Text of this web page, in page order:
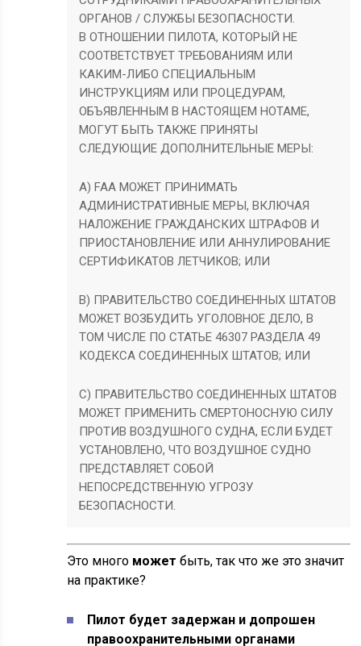
ОРГАНОВ / СЛУЖБЫ БЕЗОПАСНОСТИ.
В ОТНОШЕНИИ ПИЛОТА, КОТОРЫЙ НЕ
СООТВЕТСТВУЕТ ТРЕБОВАНИЯМ ИЛИ
КАКИМ-ЛИБО СПЕЦИАЛЬНЫМ
ИНСТРУКЦИЯМ ИЛИ ПРОЦЕДУРАМ,
ОБЪЯВЛЕННЫМ В НАСТОЯЩЕМ НОТАМЕ,
МОГУТ БЫТЬ ТАКЖЕ ПРИНЯТЫ
СЛЕДУЮЩИЕ ДОПОЛНИТЕЛЬНЫЕ МЕРЫ:
А) FAA МОЖЕТ ПРИНИМАТЬ
АДМИНИСТРАТИВНЫЕ МЕРЫ, ВКЛЮЧАЯ
НАЛОЖЕНИЕ ГРАЖДАНСКИХ ШТРАФОВ И
ПРИОСТАНОВЛЕНИЕ ИЛИ АННУЛИРОВАНИЕ
СЕРТИФИКАТОВ ЛЕТЧИКОВ; ИЛИ
B) ПРАВИТЕЛЬСТВО СОЕДИНЕННЫХ ШТАТОВ
МОЖЕТ ВОЗБУДИТЬ УГОЛОВНОЕ ДЕЛО, В
ТОМ ЧИСЛЕ ПО СТАТЬЕ 46307 РАЗДЕЛА 49
КОДЕКСА СОЕДИНЕННЫХ ШТАТОВ; ИЛИ
C) ПРАВИТЕЛЬСТВО СОЕДИНЕННЫХ ШТАТОВ
МОЖЕТ ПРИМЕНИТЬ СМЕРТОНОСНУЮ СИЛУ
ПРОТИВ ВОЗДУШНОГО СУДНА, ЕСЛИ БУДЕТ
УСТАНОВЛЕНО, ЧТО ВОЗДУШНОЕ СУДНО
ПРЕДСТАВЛЯЕТ СОБОЙ
НЕПОСРЕДСТВЕННУЮ УГРОЗУ
БЕЗОПАСНОСТИ.
Это много можетбыть, так что же это значит
на практике?
Пилот будет задержан и допрошен
правоохранительными органами